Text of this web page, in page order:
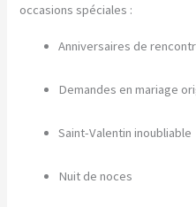
occasions spéciales :
Anniversaires de
Demandes en mariage
Saint-Valentin inoubliable
Nuit de noces